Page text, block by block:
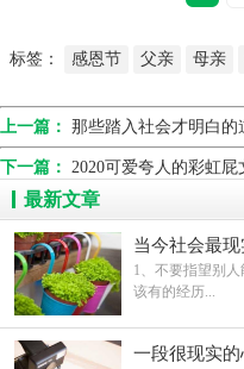
标签： 感恩节 父亲 母亲
上一篇： 那些踏入社会才明白的
下一篇： 2020可爱夸人的彩虹屁
最新文章
当今社会最
心中的地位
1、不要指望别
该有的经历...
一段很现实